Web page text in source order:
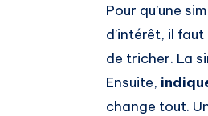
Pour qu’une
d’intérêt, il
de tricher. La
Ensuite,
change tout.